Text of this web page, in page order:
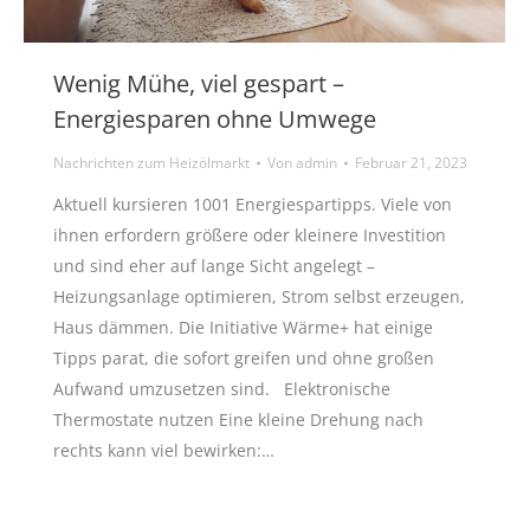
Wenig Mühe, viel gespart –
Energiesparen ohne Umwege
Nachrichten zum Heizölmarkt Vonadmin Februar 21, 2023
Aktuell kursieren 1001 Energiespartipps. Viele von
ihnen erfordern größere oder kleinere Investition
und sind eher auf lange Sicht angelegt –
Heizungsanlage optimieren, Strom selbst erzeugen,
Haus dämmen. Die Initiative Wärme+ hat einige
Tipps parat, die sofort greifen und ohne großen
Aufwand umzusetzen sind. Elektronische
Thermostate nutzen Eine kleine Drehung nach
rechts kann viel bewirken:…